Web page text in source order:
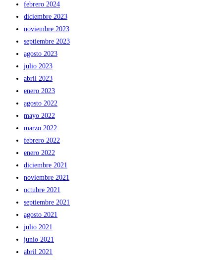
febrero 2024
diciembre 2023
noviembre 2023
septiembre 2023
agosto 2023
julio 2023
abril 2023
enero 2023
agosto 2022
mayo 2022
marzo 2022
febrero 2022
enero 2022
diciembre 2021
noviembre 2021
octubre 2021
septiembre 2021
agosto 2021
julio 2021
junio 2021
abril 2021